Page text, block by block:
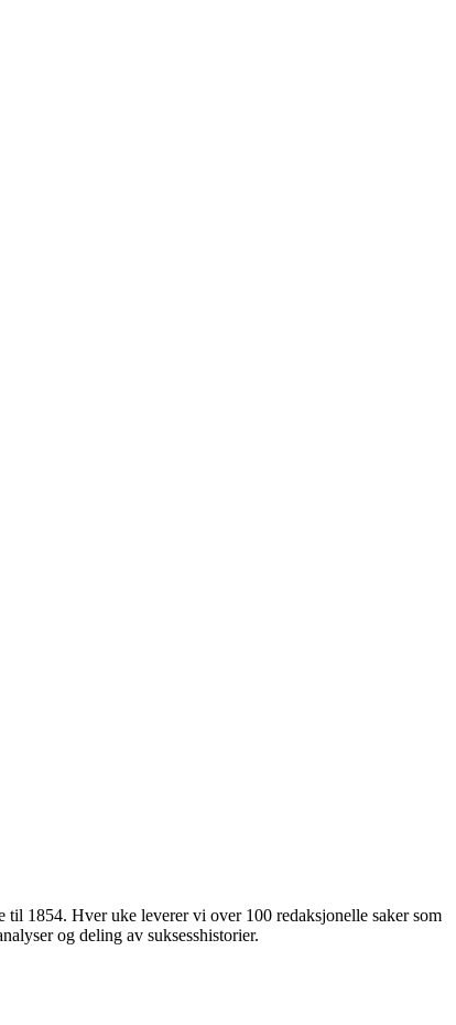
1854. Hver uke leverer vi over 100 redaksjonelle saker som
og deling av suksesshistorier.